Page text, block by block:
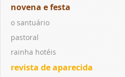
novena e festa
o santuário
pastoral
rainha hotéis
revista de aparecida